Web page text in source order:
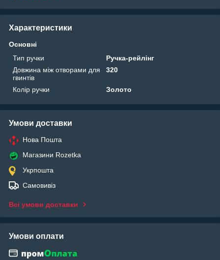
Характеристики
Основні
Тип ручки
Ручка-рейлінг
Довжина між отворами для
гвинтів
320
Колір ручки Золото
Умови доставки
Нова Пошта
Магазини Rozetka
Укрпошта
Самовивіз
Всі умови доставки
Умови оплати